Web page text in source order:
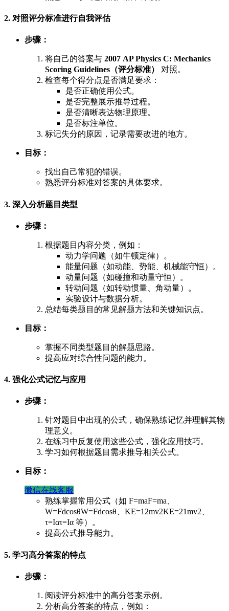
2. 对照评分标准进行自我评估
步骤：
将自己的答案与 2007 AP Physics C: Mechanics
Scoring Guidelines（评分标准）
对照。
检查每个得分点是否满足要求：
是否正确使用公式。
是否完整展示推导过程。
是否清晰表达物理原理。
是否标注单位。
标记失分的原因，记录需要改进的地方。
目标：
找出自己常犯的错误。
熟悉评分标准对答案的具体要求。
3. 深入分析题目类型
步骤：
根据题目内容分类，例如：
动力学问题（如牛顿定律）。
能量问题（如动能、势能、机械能守恒）。
动量问题（如碰撞和动量守恒）。
转动问题（如转动惯量、角动量）。
实验设计与数据分析。
总结每类题目的常见解题方法和关键知识点。
目标：
掌握不同类型题目的解题思路。
提高应对综合性问题的能力。
4. 强化公式记忆与应用
步骤：
针对题目中出现的公式，确保熟练记忆并理解其物
理意义。
在练习中反复使用这些公式，强化应用技巧。
学习如何根据题目需求推导相关公式。
目标：
微信在线客服
熟练掌握常用公式（如 F=maF=ma
W=Fdcos⁡θW=Fdcosθ KE=12mv2KE=21mv2
τ=Iατ=Iα 等）。
提高公式推导能力。
5. 学习高分答案的特点
步骤：
阅读评分标准中的高分答案示例。
分析高分答案的特点，例如：